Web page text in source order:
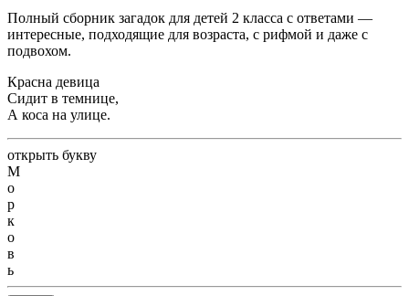
Полный сборник загадок для детей 2 класса с ответами —
интересные, подходящие для возраста, с рифмой и даже с
подвохом.
Красна девица
Сидит в темнице,
А коса на улице.
открыть букву
М
о
р
к
о
в
ь